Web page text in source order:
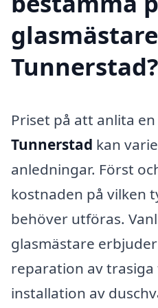
Tunnerstad?
Priset på att anlita en
Tunnerstad kan
anledningar. Först
kostnaden på vilken
behöver utföras.
glasmästare
reparation av
installation av